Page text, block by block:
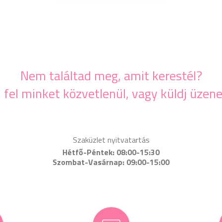
Nem találtad meg, amit kerestél?
fel minket közvetlenül, vagy küldj
Szaküzlet nyitvatartás
Hétfő-Péntek: 08:00-15:30
Szombat-Vasárnap: 09:00-15:00